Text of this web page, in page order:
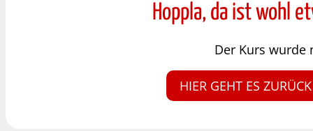
Hoppla, da ist wohl
Der Kurs wurde
HIER GEHT ES